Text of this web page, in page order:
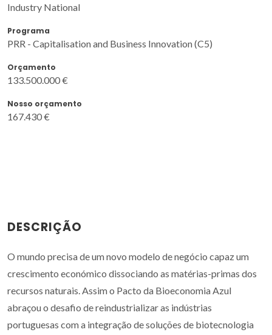
Industry National
Programa
PRR - Capitalisation and Business Innovation (C5)
Orçamento
133.500.000 €
Nosso orçamento
167.430 €
DESCRIÇÃO
O mundo precisa de um novo modelo de negócio capaz um
crescimento económico dissociando as matérias-primas dos
recursos naturais. Assim o Pacto da Bioeconomia Azul
abraçou o desafio de reindustrializar as indústrias
portuguesas com a integração de soluções de biotecnologia